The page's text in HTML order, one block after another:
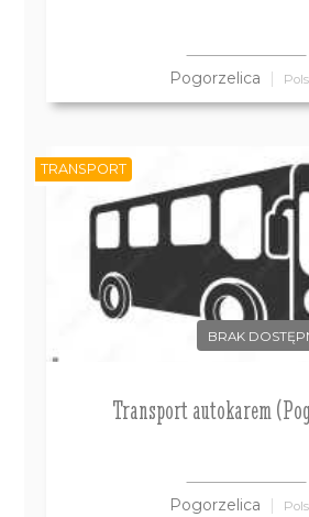
Pogorzelica
BRAK
Transport autokarem
Pogorzelica
TRANSPORT